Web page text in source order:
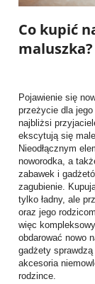
Co kupić
maluszka?
Pojawienie się
przeżycie dla
najbliżsi
ekscytują się
Nieodłącznym
noworodka, a
zabawek i
zagubienie.
tylko ładny, ale
oraz jego
więc
obdarować nowo
gadżety
akcesoria
rodzince.